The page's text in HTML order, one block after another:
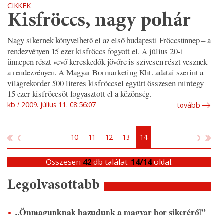
CIKKEK
Kisfröccs, nagy pohár
Nagy sikernek könyvelhető el az első budapesti Fröccsünnep – a
rendezvényen 15 ezer kisfröccs fogyott el. A július 20-i
ünnepen részt vevő kereskedők jövőre is szívesen részt vesznek
a rendezvényen. A Magyar Bormarketing Kht. adatai szerint a
világrekorder 500 literes kisfröccsel együtt összesen mintegy
15 ezer kisfröccsöt fogyasztott el a közönség.
kb 2009. július 11. 08:56:07 tovább
10 11 12 13 14
Összesen 42db találat. 14/14oldal.
Legolvasottabb
„Önmagunknak hazudunk a magyar bor sikeréről”